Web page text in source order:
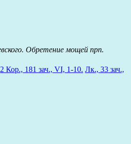
Обретение мощей прп.
2 Кор., 181 зач., VI, 1-10. Лк., 33 зач.,